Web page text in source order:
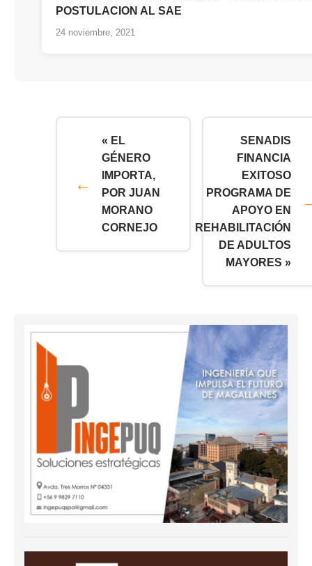
POSTULACION AL SAE
24 noviembre, 2021
« EL
GÉNERO
IMPORTA,
POR JUAN
MORANO
CORNEJO
SENADIS
FINANCIA
EXITOSO
PROGRAMA DE
APOYO EN
REHABILITACIÓN
DE ADULTOS
MAYORES »